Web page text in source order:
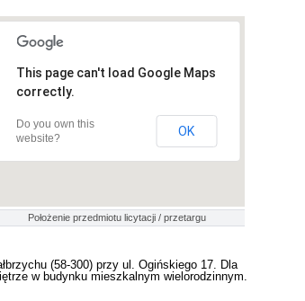
This page can't load Google Maps
correctly.
Do you own this
website?
OK
Położenie przedmiotu licytacji / przetargu
(58-300) przy ul. Ogińskiego 17. Dla
w budynku mieszkalnym wielorodzinnym.